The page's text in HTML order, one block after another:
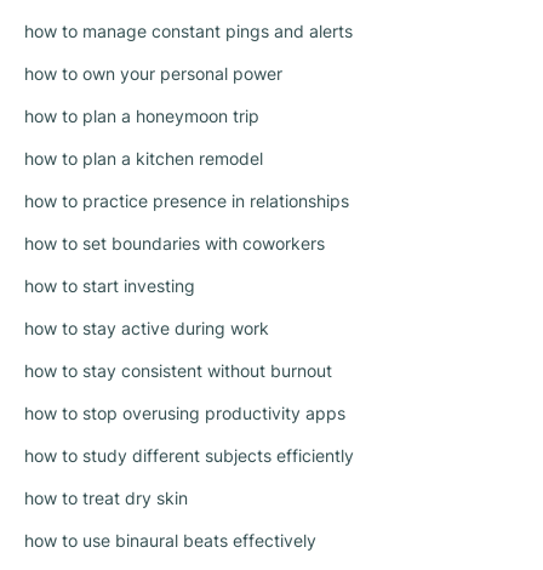
how to manage constant pings and alerts
how to own your personal power
how to plan a honeymoon trip
how to plan a kitchen remodel
how to practice presence in relationships
how to set boundaries with coworkers
how to start investing
how to stay active during work
how to stay consistent without burnout
how to stop overusing productivity apps
how to study different subjects efficiently
how to treat dry skin
how to use binaural beats effectively